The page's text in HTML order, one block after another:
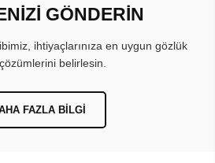
GÖNDERİN
ihtiyaçlarınıza en uygun gözlük
belirlesin.
FAZLA BILGI